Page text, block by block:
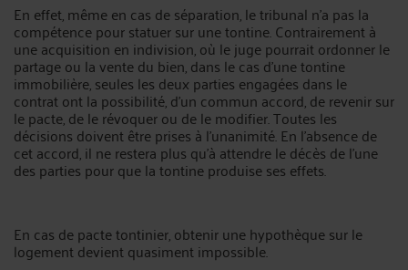
En effet, même en cas de séparation, le tribunal n'a pas la
compétence pour statuer sur une tontine. Contrairement à
une acquisition en indivision, où le juge pourrait ordonner le
partage ou la vente du bien, dans le cas d'une tontine
immobilière, seules les deux parties engagées dans le
contrat ont la possibilité, d'un commun accord, de revenir sur
le pacte, de le révoquer ou de le modifier. Toutes les
décisions doivent être prises à l'unanimité. En l'absence de
cet accord, il ne restera plus qu'à attendre le décès de l'une
des parties pour que la tontine produise ses effets.
En cas de pacte tontinier, obtenir une hypothèque sur le
logement devient quasiment impossible.